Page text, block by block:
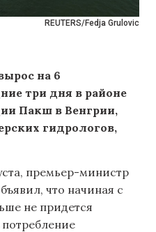
REUTERS/Fedja Grulovic
на 6
три дня в районе
Пакш в Венгрии,
гидрологов,
премьер-министр
что начиная с
не придется